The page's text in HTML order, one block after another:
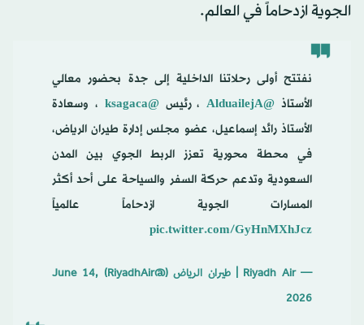
الجوية ازدحاماً في العالم.
نفتتح أولى رحلاتنا الداخلية إلى جدة بحضور معالي
الأستاذ @AlduailejA ، رئيس@ksagaca
، وسعادة
الأستاذ رائد إسماعيل، عضو مجلس إدارة طيران الرياض،
في محطة محورية تعزز الربط الجوي بين المدن
السعودية وتدعم حركة السفر والسياحة على أحد أكثر
المسارات الجوية ازدحاماً عالمياً
pic.twitter.com/GyHnMXhJcz
— Riyadh Air | طيران الرياض (@RiyadhAir) June 14,
2026